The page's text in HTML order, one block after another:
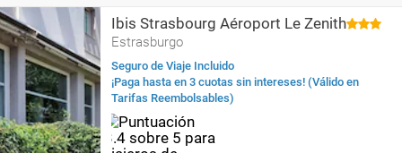
Ibis Strasbourg Aéroport Le Zenith
Estrasburgo
Seguro de Viaje Incluido
¡Paga hasta en 3 cuotas sin intereses! (Válido en
Tarifas Reembolsables)